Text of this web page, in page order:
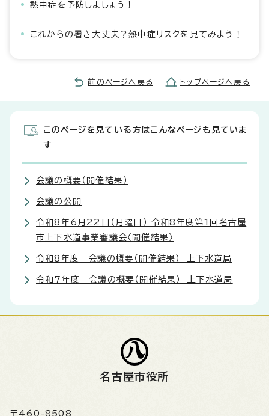
熱中症を予防しましょう！
これからの暑さ大丈夫？熱中症リスクを見てみよう！
前のページへ戻る トップページへ戻る
このページを見ている方はこんなページも見ていま
す
会議の概要（開催結果）
会議の公開
令和8年6月22日（月曜日） 令和8年度第1回名古屋
市上下水道事業審議会〈開催結果〉
令和8年度 会議の概要（開催結果） 上下水道局
令和7年度 会議の概要（開催結果） 上下水道局
名古屋市役所
〒460-8508